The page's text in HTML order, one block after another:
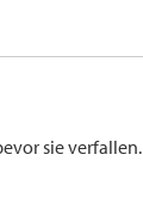
sie verfallen.